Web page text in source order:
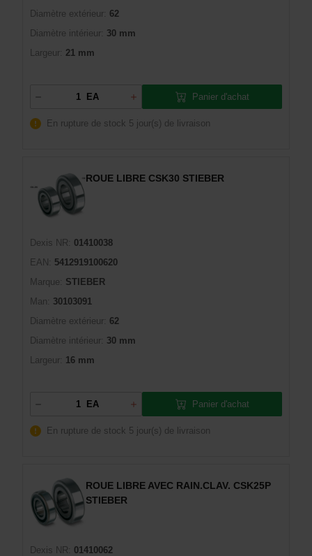
Diamètre extérieur: 62
Diamètre intérieur: 30 mm
Largeur: 21 mm
EA Panier d'achat
En rupture de stock 5 jour(s) de livraison
ROUE LIBRE CSK30 STIEBER
Dexis NR:
01410038
EAN:
5412919100620
Marque:
STIEBER
Man:
30103091
Diamètre extérieur: 62
Diamètre intérieur: 30 mm
Largeur: 16 mm
EA Panier d'achat
En rupture de stock 5 jour(s) de livraison
ROUE LIBRE AVEC RAIN.CLAV. CSK25P
STIEBER
Dexis NR:
01410062